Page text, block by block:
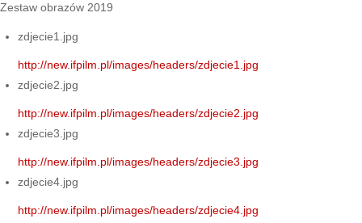
Zestaw obrazów 2019
zdjecie1.jpg
http://new.ifpilm.pl/images/headers/zdjecie1.jpg
zdjecie2.jpg
http://new.ifpilm.pl/images/headers/zdjecie2.jpg
zdjecie3.jpg
http://new.ifpilm.pl/images/headers/zdjecie3.jpg
zdjecie4.jpg
http://new.ifpilm.pl/images/headers/zdjecie4.jpg